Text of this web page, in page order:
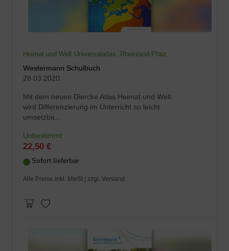
Heimat und Welt Universalatlas. Rheinland-Pfalz
Westermann Schulbuch
28.03.2020
Mit dem neuen Diercke Atlas Heimat und Welt
wird Differenzierung im Unterricht so leicht
umsetzba...
Unbestimmt
22,50 €
Sofort lieferbar
Alle Preise inkl. MwSt | zzgl. Versand